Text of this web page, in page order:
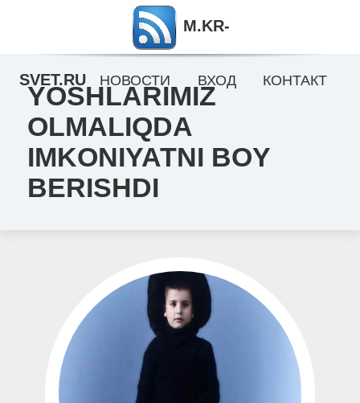
YOSHLARIMIZ
OLMALIQDA
IMKONIYATNI BOY
BERISHDI
M.KR-
SVET.RU НОВОСТИ ВХОД КОНТАКТ